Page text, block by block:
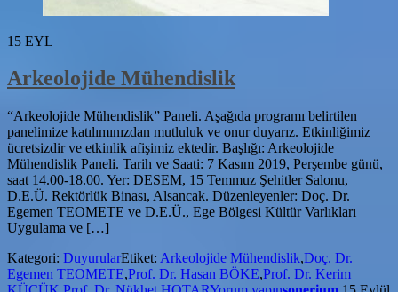
15 EYL
Arkeolojide Mühendislik
“Arkeolojide Mühendislik” Paneli. Aşağıda programı belirtilen
panelimize katılımınızdan mutluluk ve onur duyarız. Etkinliğimiz
ücretsizdir ve etkinlik afişimiz ektedir. Başlığı: Arkeolojide
Mühendislik Paneli. Tarih ve Saati: 7 Kasım 2019, Perşembe günü,
saat 14.00-18.00. Yer: DESEM, 15 Temmuz Şehitler Salonu,
D.E.Ü. Rektörlük Binası, Alsancak. Düzenleyenler: Doç. Dr.
Egemen TEOMETE ve D.E.Ü., Ege Bölgesi Kültür Varlıkları
Uygulama ve […]
Kategori: DuyurularEtiket: Arkeolojide Mühendislik,Doç. Dr.
Egemen TEOMETE,Prof. Dr. Hasan BÖKE,Prof. Dr. Kerim